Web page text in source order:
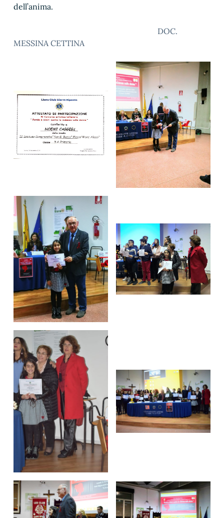
dell’anima.
DOC.
MESSINA CETTINA